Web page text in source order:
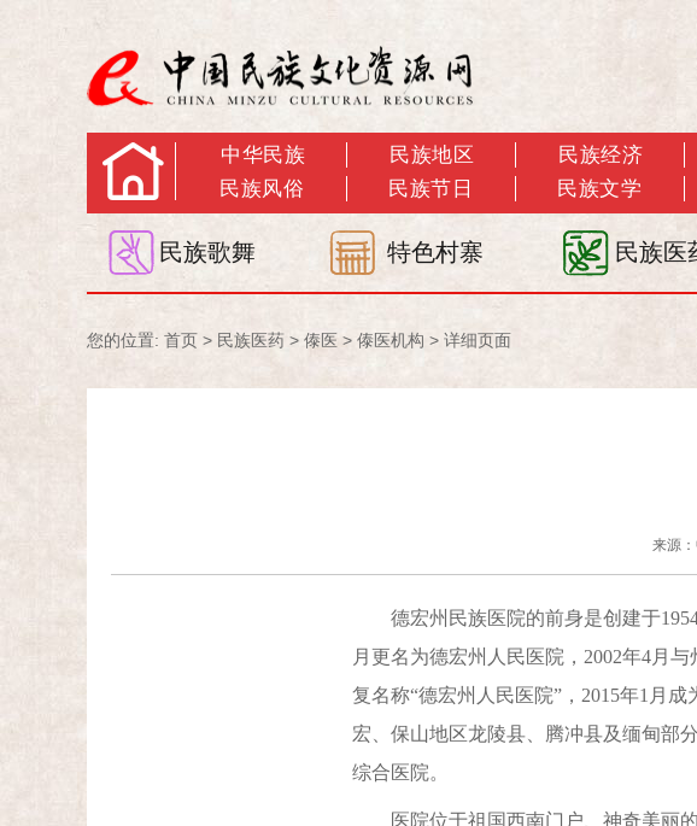
中华民族 民族地区 民族经济
民族风俗
民族节日 民族文学
民族歌舞 特色村寨 民族医
您的位置: 首页 > 民族医药 > 傣医 > 傣医机构 > 详细页面
来源
德宏州民族医院的前身是创建于1954
月更名为德宏州人民医院，2002年4月
复名称“德宏州人民医院”，2015年1月
宏、保山地区龙陵县、腾冲县及缅甸部
综合医院。
医院位于祖国西南门户、神奇美丽的